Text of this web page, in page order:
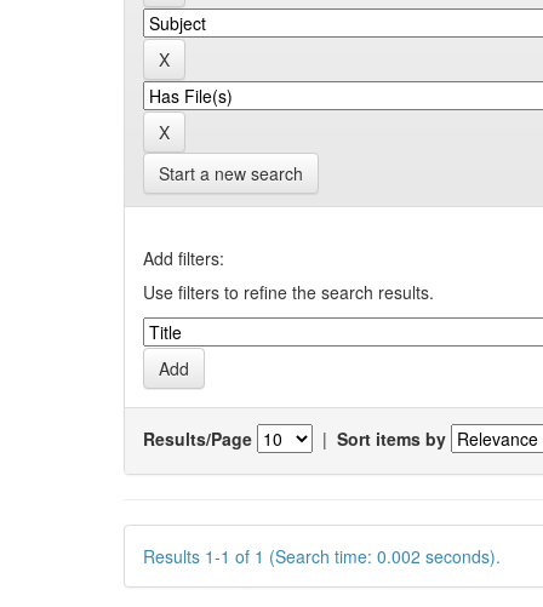
Start a new search
Add filters:
Use filters to refine the search results.
Results/Page | Sort items by
Results 1-1 of 1 (Search time: 0.002 seconds).